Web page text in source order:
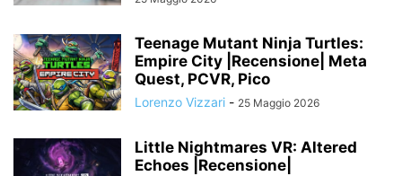
Teenage Mutant Ninja Turtles:
Empire City |Recensione| Meta
Quest, PCVR, Pico
Lorenzo Vizzari - 25 Maggio 2026
Little Nightmares VR: Altered
Echoes |Recensione|